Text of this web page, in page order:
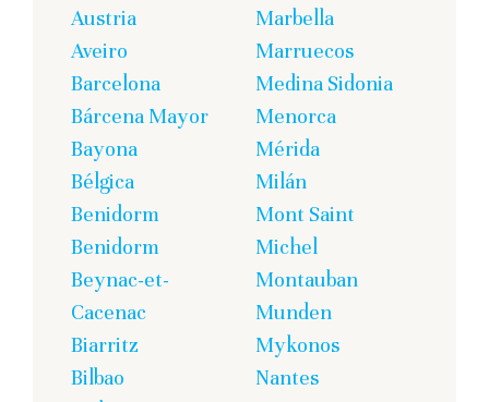
Austria
Aveiro
Barcelona
Bárcena Mayor
Bayona
Bélgica
Benidorm
Benidorm
Beynac-et-
Cacenac
Biarritz
Bilbao
Marbella
Marruecos
Medina Sidonia
Menorca
Mérida
Milán
Mont Saint
Michel
Montauban
Munden
Mykonos
Nantes